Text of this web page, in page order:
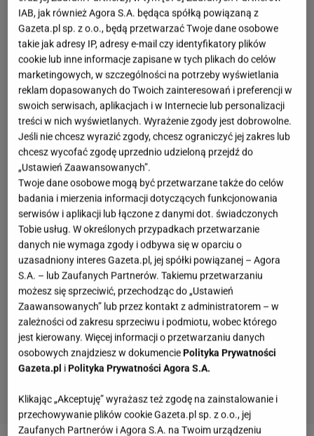
IAB, jak również Agora S.A. będąca spółką powiązaną z
Gazeta.pl sp. z o.o., będą przetwarzać Twoje dane osobowe
takie jak adresy IP, adresy e-mail czy identyfikatory plików
cookie lub inne informacje zapisane w tych plikach do celów
marketingowych, w szczególności na potrzeby wyświetlania
reklam dopasowanych do Twoich zainteresowań i preferencji w
swoich serwisach, aplikacjach i w Internecie lub personalizacji
treści w nich wyświetlanych. Wyrażenie zgody jest dobrowolne.
Jeśli nie chcesz wyrazić zgody, chcesz ograniczyć jej zakres lub
chcesz wycofać zgodę uprzednio udzieloną przejdź do
„Ustawień Zaawansowanych”.
Twoje dane osobowe mogą być przetwarzane także do celów
badania i mierzenia informacji dotyczących funkcjonowania
serwisów i aplikacji lub łączone z danymi dot. świadczonych
Tobie usług. W określonych przypadkach przetwarzanie
danych nie wymaga zgody i odbywa się w oparciu o
uzasadniony interes Gazeta.pl, jej spółki powiązanej – Agora
S.A. – lub Zaufanych Partnerów. Takiemu przetwarzaniu
możesz się sprzeciwić, przechodząc do „Ustawień
Zaawansowanych” lub przez kontakt z administratorem – w
zależności od zakresu sprzeciwu i podmiotu, wobec którego
jest kierowany. Więcej informacji o przetwarzaniu danych
osobowych znajdziesz w dokumenciePolityka Prywatności
Gazeta.pl iPolityka Prywatności Agora S.A.
Klikając „Akceptuję” wyrażasz też zgodę na zainstalowanie i
przechowywanie plików cookie Gazeta.pl sp. z o.o., jej
Zaufanych Partnerów i Agora S.A. na Twoim urządzeniu